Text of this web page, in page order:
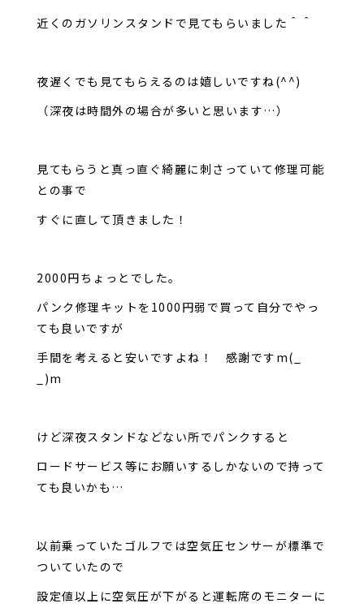
近くのガソリンスタンドで見てもらいました＾＾
夜遅くでも見てもらえるのは嬉しいですね(^^)
（深夜は時間外の場合が多いと思います…）
見てもらうと真っ直ぐ綺麗に刺さっていて修理可能
との事で
すぐに直して頂きました！
2000円ちょっとでした。
パンク修理キットを1000円弱で買って自分でやっ
ても良いですが
手間を考えると安いですよね！ 感謝ですm(_
_)m
けど深夜スタンドなどない所でパンクすると
ロードサービス等にお願いするしかないので持って
ても良いかも…
以前乗っていたゴルフでは空気圧センサーが標準で
ついていたので
設定値以上に空気圧が下がると運転席のモニターに